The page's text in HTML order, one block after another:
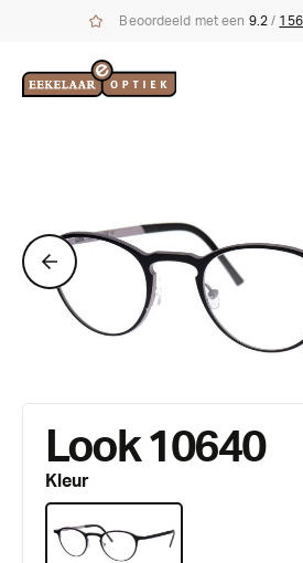
Beoordeeld met een 9.2 /
Look 10640
Kleur